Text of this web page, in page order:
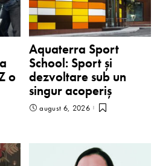
o
Aquaterra Sport
School: Sport și
dezvoltare sub un
singur acoperiș
august 6, 2026